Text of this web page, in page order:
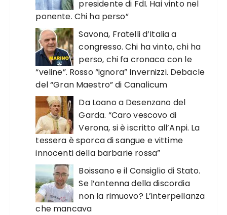
presidente di FdI. Hai vinto nel
ponente. Chi ha perso”
Savona, Fratelli d’Italia a
congresso. Chi ha vinto, chi ha
perso, chi fa cronaca con le
“veline”. Rosso “ignora” Invernizzi. Debacle
del “Gran Maestro” di Canalicum
Da Loano a Desenzano del
Garda. “Caro vescovo di
Verona, si è iscritto all’Anpi. La
tessera è sporca di sangue e vittime
innocenti della barbarie rossa”
Boissano e il Consiglio di Stato.
Se l’antenna della discordia
non la rimuovo? L’interpellanza
che mancava